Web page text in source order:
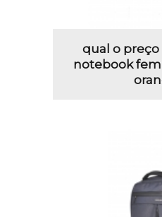
qual o
notebook